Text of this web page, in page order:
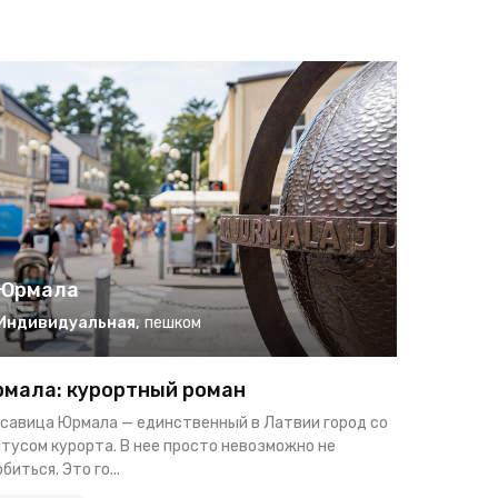
, пешком
курортный роман
Юрмала — единственный в Латвии город со
курорта. В нее просто невозможно не
Это го...